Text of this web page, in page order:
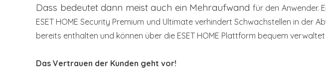
Dass bedeutet dann meist auch ein Mehraufwand für den Anwender.
ESET HOME Security Premium und Ultimate verhindert Schwachstellen in der
bereits enthalten und können über die ESET HOME Plattform bequem
Das Vertrauen der Kunden geht vor!